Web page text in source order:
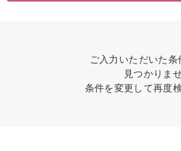
ご入力いただいた
見つかりま
条件を変更して再度